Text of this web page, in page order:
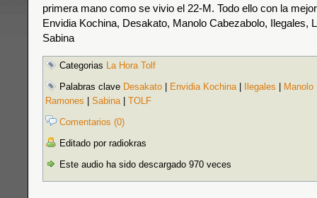
primera mano como se vivio el 22-M. Todo ello con la
Envidia Kochina, Desakato, Manolo Cabezabolo, Ilegales,
Sabina
Categorias La Hora Tolf
Palabras clave Desakato Envidia Kochina| Ilegales
Manolo
Ramones
Sabina| TOLF
Comentarios (0)
Editado por radiokras
Este audio ha sido descargado 970 veces